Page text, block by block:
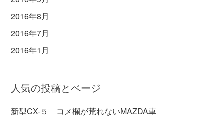
2016年8月
2016年7月
2016年1月
人気の投稿とページ
新型CX-５ コメ欄が荒れないMAZDA車